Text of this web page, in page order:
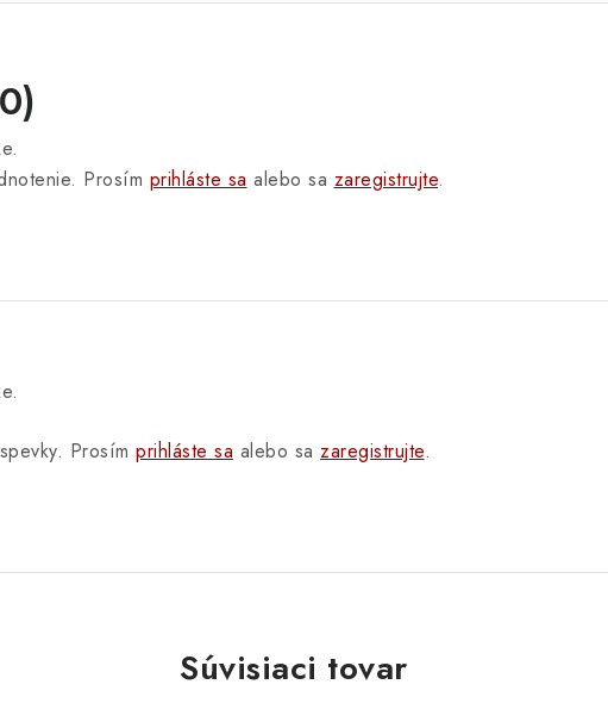
Prosím prihláste sa alebo sa zaregistrujte.
Prosím prihláste sa alebo sa zaregistrujte.
Súvisiaci tovar